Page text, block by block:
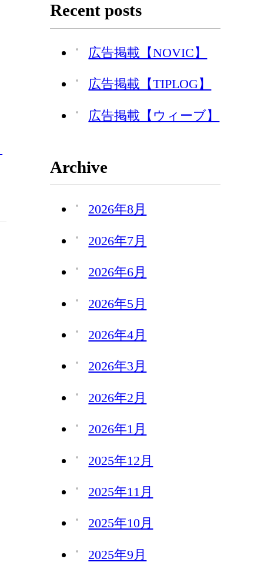
Recent posts
広告掲載【NOVIC】
広告掲載【TIPLOG】
広告掲載【ウィーブ】
Archive
2026年8月
2026年7月
2026年6月
2026年5月
2026年4月
2026年3月
2026年2月
2026年1月
2025年12月
2025年11月
2025年10月
2025年9月